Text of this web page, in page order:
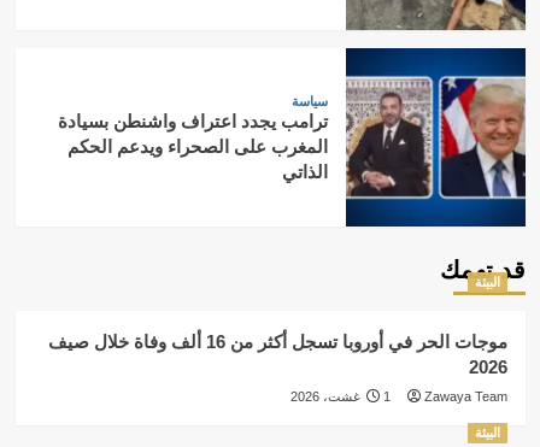
سياسة
ترامب يجدد اعتراف واشنطن بسيادة
المغرب على الصحراء ويدعم الحكم
الذاتي
قد تهمك
البيئة
موجات الحر في أوروبا تسجل أكثر من 16 ألف وفاة خلال صيف
2026
Zawaya Team 1 غشت، 2026
البيئة